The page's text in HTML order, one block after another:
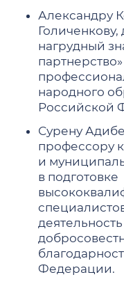
Александру
Голиченкову,
нагрудный
народного
Российской
Сурену
профессору
и
в подготовке
Федерации.